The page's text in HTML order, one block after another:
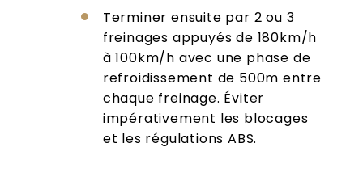
Terminer ensuite par 2 ou 3
freinages appuyés de 180km/h
à 100km/h avec une phase de
refroidissement de 500m entre
chaque freinage. Éviter
impérativement les blocages
et les régulations ABS.